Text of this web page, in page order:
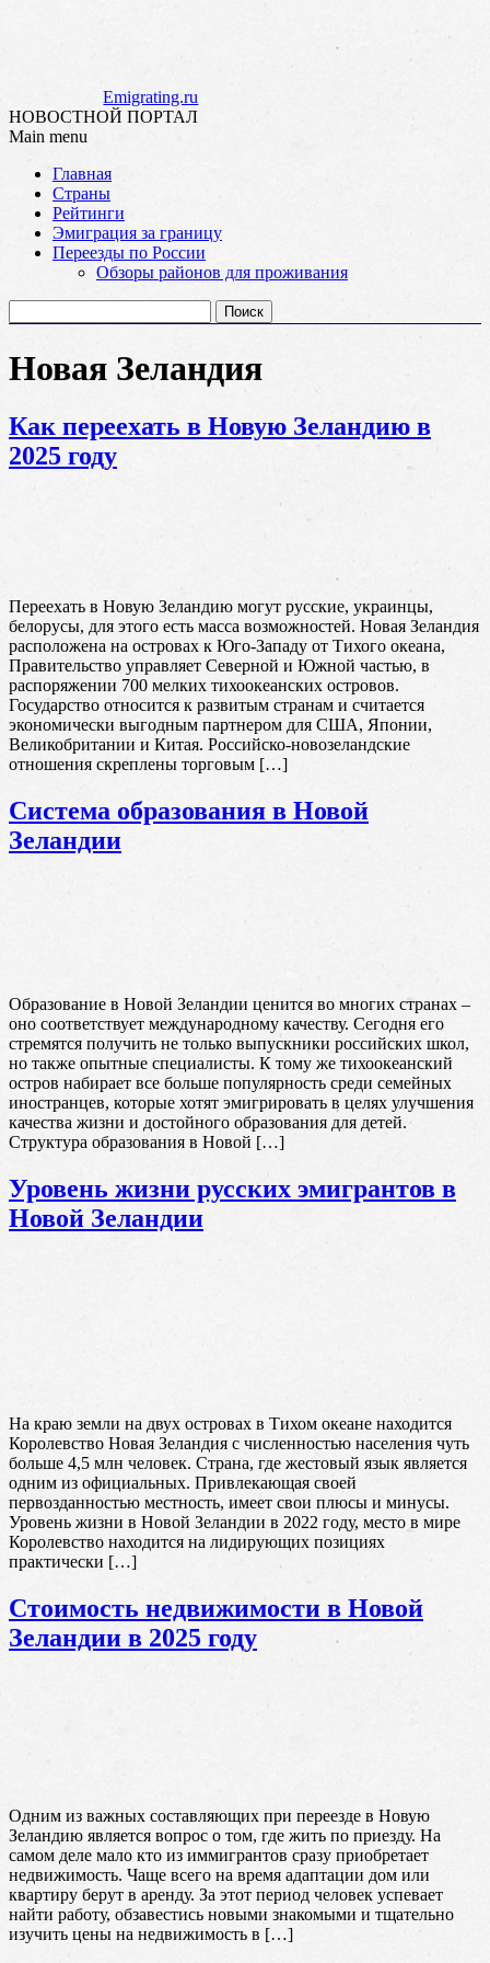
Emigrating.ru
НОВОСТНОЙ ПОРТАЛ
Main menu
content
Главная
Страны
Рейтинги
Эмиграция за границу
Переезды по России
Обзоры районов для проживания
Новая Зеландия
Как переехать в Новую Зеландию в
2025 году
Переехать в Новую Зеландию могут русские, украинцы,
белорусы, для этого есть масса возможностей. Новая Зеландия
расположена на островах к Юго-Западу от Тихого океана,
Правительство управляет Северной и Южной частью, в
распоряжении 700 мелких тихоокеанских островов.
Государство относится к развитым странам и считается
экономически выгодным партнером для США, Японии,
Великобритании и Китая. Российско-новозеландские
отношения скреплены торговым […]
Система образования в Новой
Зеландии
Образование в Новой Зеландии ценится во многих странах –
оно соответствует международному качеству. Сегодня его
стремятся получить не только выпускники российских школ,
но также опытные специалисты. К тому же тихоокеанский
остров набирает все больше популярность среди семейных
иностранцев, которые хотят эмигрировать в целях улучшения
качества жизни и достойного образования для детей.
Структура образования в Новой […]
Уровень жизни русских эмигрантов в
Новой Зеландии
На краю земли на двух островах в Тихом океане находится
Королевство Новая Зеландия с численностью населения чуть
больше 4,5 млн человек. Страна, где жестовый язык является
одним из официальных. Привлекающая своей
первозданностью местность, имеет свои плюсы и минусы.
Уровень жизни в Новой Зеландии в 2022 году, место в мире
Королевство находится на лидирующих позициях
практически […]
Стоимость недвижимости в Новой
Зеландии в 2025 году
Одним из важных составляющих при переезде в Новую
Зеландию является вопрос о том, где жить по приезду. На
самом деле мало кто из иммигрантов сразу приобретает
недвижимость. Чаще всего на время адаптации дом или
квартиру берут в аренду. За этот период человек успевает
найти работу, обзавестись новыми знакомыми и тщательно
изучить цены на недвижимость в […]